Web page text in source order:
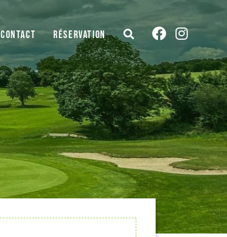
CONTACT RÉSERVATION